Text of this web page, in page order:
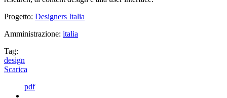
Progetto: Designers Italia
Amministrazione: italia
Tag:
design
Scarica
pdf